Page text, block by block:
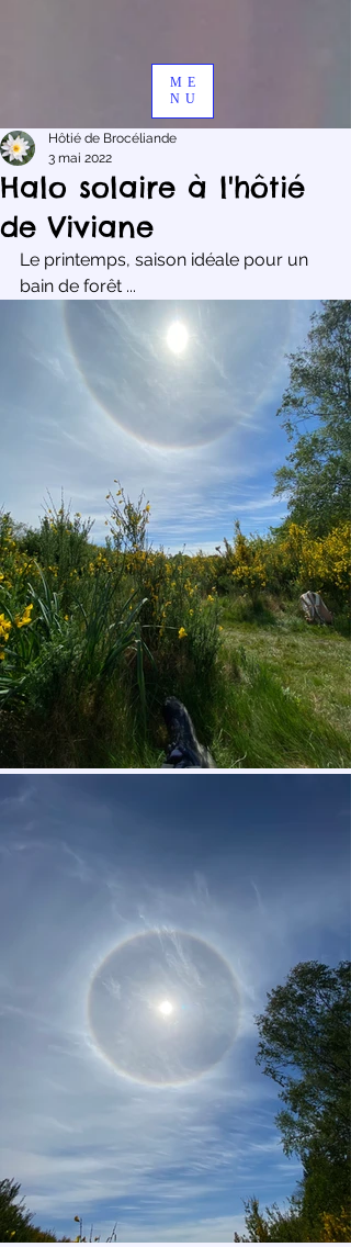
ME
NU
Halo solaire à l'hôtié
de Viviane
Hôtié de Brocéliande
3 mai 2022
Le printemps, saison idéale pour un
bain de forêt ...